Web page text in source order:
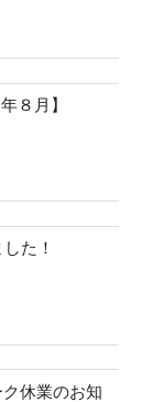
８月】
た！
ク休業のお知